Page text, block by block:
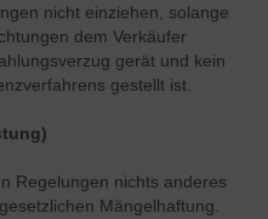
nicht einziehen, solange
dem Verkäufer
gerät und kein
gestellt ist.
Regelungen nichts anderes
Mängelhaftung.